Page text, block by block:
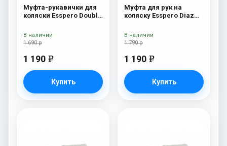
Муфта-рукавички для
коляски Esspero Double
Blue Mountain
1 690 р
1 190 e
Купить
В наличии
Муфта для рук на
коляску Esspero Diaz
Blue Mountain
1 790 р
1 190 e
Купить
В наличии